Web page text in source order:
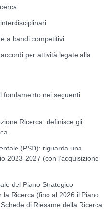
a bandi competitivi
per attività legate alla
fondamento nei seguenti
Ricerca: definisce gli
(PSD): riguarda una
2023-2027 (con l’acquisizione
del Piano Strategico
la Ricerca (fino al 2026 il Piano
di Riesame della Ricerca